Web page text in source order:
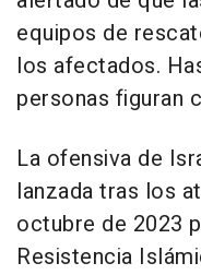
equipos de
los afectados.
personas figuran
La ofensiva de
lanzada tras los
octubre de 2023
Resistencia